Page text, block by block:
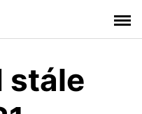
stále